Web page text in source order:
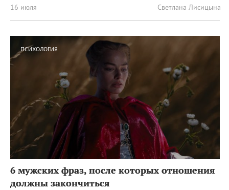
16 июля Светлана Лисицына
ПСИХОЛОГИЯ
6 мужских фраз, после которых отношения
должны закончиться